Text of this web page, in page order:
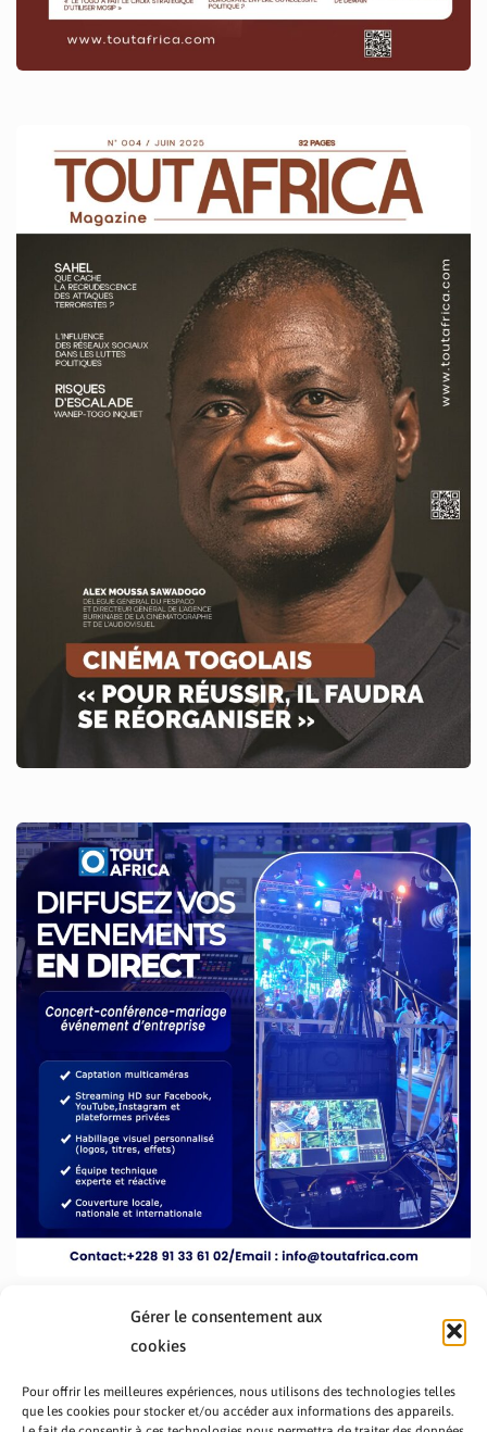
Gérer le consentement aux
cookies
Pour offrir les meilleures expériences, nous utilisons des technologies telles
que les cookies pour stocker et/ou accéder aux informations des appareils.